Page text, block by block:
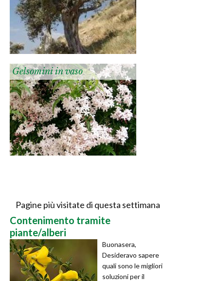
Gelsomini in vaso
Pagine più visitate di questa settimana
Contenimento tramite
piante/alberi
Buonasera,
Desideravo sapere
quali sono le migliori
soluzioni per il